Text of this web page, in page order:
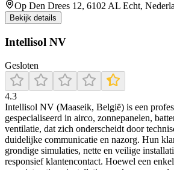
Op Den Drees 12, 6102 AL Echt,
Bekijk details
Intellisol NV
Gesloten
4.3
Intellisol NV (Maaseik, België) is een
gespecialiseerd in airco, zonnepanelen,
ventilatie, dat zich onderscheidt door
duidelijke communicatie en nazorg. Hun
grondige simulaties, nette en veilige
responsief klantencontact. Hoewel een